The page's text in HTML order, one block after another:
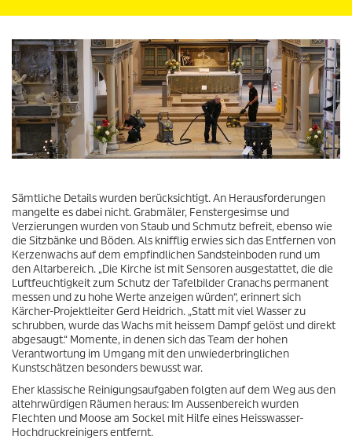
Sämtliche Details wurden berücksichtigt. An Herausforderungen
mangelte es dabei nicht. Grabmäler, Fenstergesimse und
Verzierungen wurden von Staub und Schmutz befreit, ebenso wie
die Sitzbänke und Böden. Als knifflig erwies sich das Entfernen von
Kerzenwachs auf dem empfindlichen Sandsteinboden rund um
den Altarbereich. „Die Kirche ist mit Sensoren ausgestattet, die die
Luftfeuchtigkeit zum Schutz der Tafelbilder Cranachs permanent
messen und zu hohe Werte anzeigen würden“, erinnert sich
Kärcher-Projektleiter Gerd Heidrich. „Statt mit viel Wasser zu
schrubben, wurde das Wachs mit heissem Dampf gelöst und direkt
abgesaugt.“ Momente, in denen sich das Team der hohen
Verantwortung im Umgang mit den unwiederbringlichen
Kunstschätzen besonders bewusst war.
Eher klassische Reinigungsaufgaben folgten auf dem Weg aus den
altehrwürdigen Räumen heraus: Im Aussenbereich wurden
Flechten und Moose am Sockel mit Hilfe eines Heisswasser-
Hochdruckreinigers entfernt.